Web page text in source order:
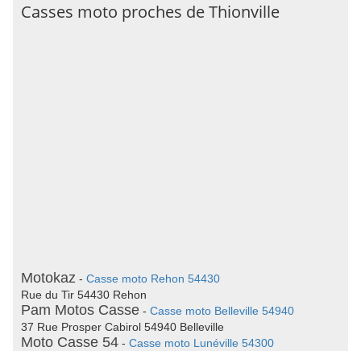
Casses moto proches de Thionville
Motokaz - Casse moto Rehon 54430
Rue du Tir 54430 Rehon
Pam Motos Casse - Casse moto Belleville 54940
37 Rue Prosper Cabirol 54940 Belleville
Moto Casse 54 - Casse moto Lunéville 54300